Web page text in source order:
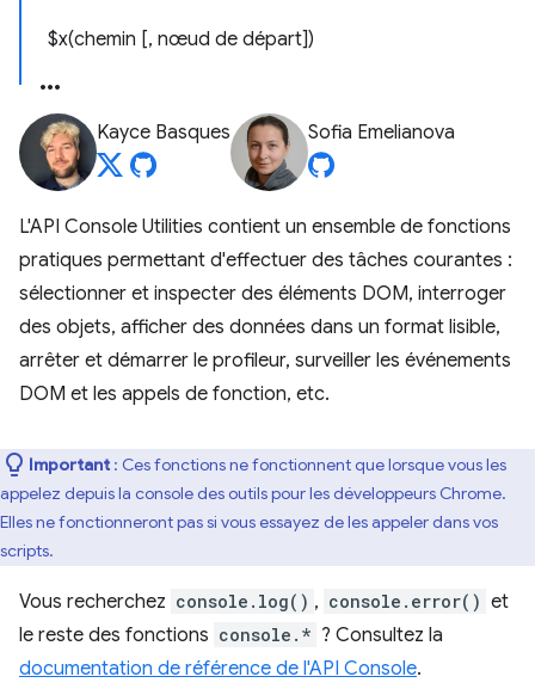
$x(chemin [, nœud de départ])
Kayce Basques Sofia Emelianova
L'API Console Utilities contient un ensemble de fonctions
pratiques permettant d'effectuer des tâches courantes :
sélectionner et inspecter des éléments DOM, interroger
des objets, afficher des données dans un format lisible,
arrêter et démarrer le profileur, surveiller les événements
DOM et les appels de fonction, etc.
Important : Ces fonctions ne fonctionnent que lorsque vous les
appelez depuis la console des outils pour les développeurs Chrome.
Elles ne fonctionneront pas si vous essayez de les appeler dans vos
scripts.
Vous recherchez console.log() , console.error() et
le reste des fonctions console.* ? Consultez la
documentation de référence de l'API Console.